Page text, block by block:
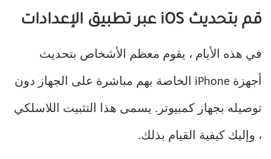
قم بتحديث iOS عبر تطبيق الإعدادات
في هذه الأيام ، يقوم معظم الأشخاص بتحديث
أجهزة iPhone الخاصة بهم مباشرة على الجهاز دون
توصيله بجهاز كمبيوتر. يسمى هذا التثبيت اللاسلكي
، وإليك كيفية القيام بذلك.